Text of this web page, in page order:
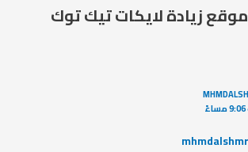
زيادة لايكات تيك توك